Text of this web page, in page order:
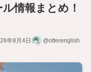
情報まとめ！
年8月4日 @otterenglish